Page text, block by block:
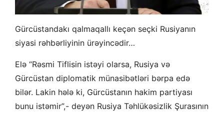
Gürcüstandakı qalmaqallı keçən seçki Rusiyanın
siyasi rəhbərliyinin ürəyincədir…
Elə “Rəsmi Tiflisin istəyi olarsa, Rusiya və
Gürcüstan diplomatik münasibətləri bərpa edə
bilər. Lakin hələ ki, Gürcüstanın hakim partiyası
bunu istəmir”,- deyən Rusiya Təhlükəsizlik Şurasının